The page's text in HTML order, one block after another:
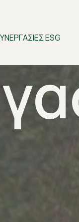
ESG